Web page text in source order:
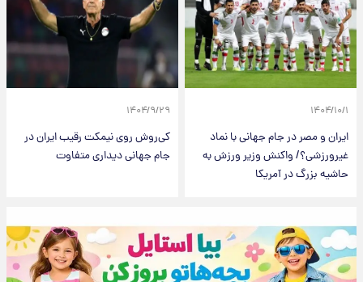
۱۴۰۴/۱۰/۱
ایران و مصر در جام جهانی با نماد
غیرورزشی؟/ واکنش وزیر ورزش به
حاشیه بزرگ در آمریکا
۱۴۰۴/۹/۲۹
کی‌روش روی نیمکت رقیب ایران در
جام جهانی دیداری متفاوت